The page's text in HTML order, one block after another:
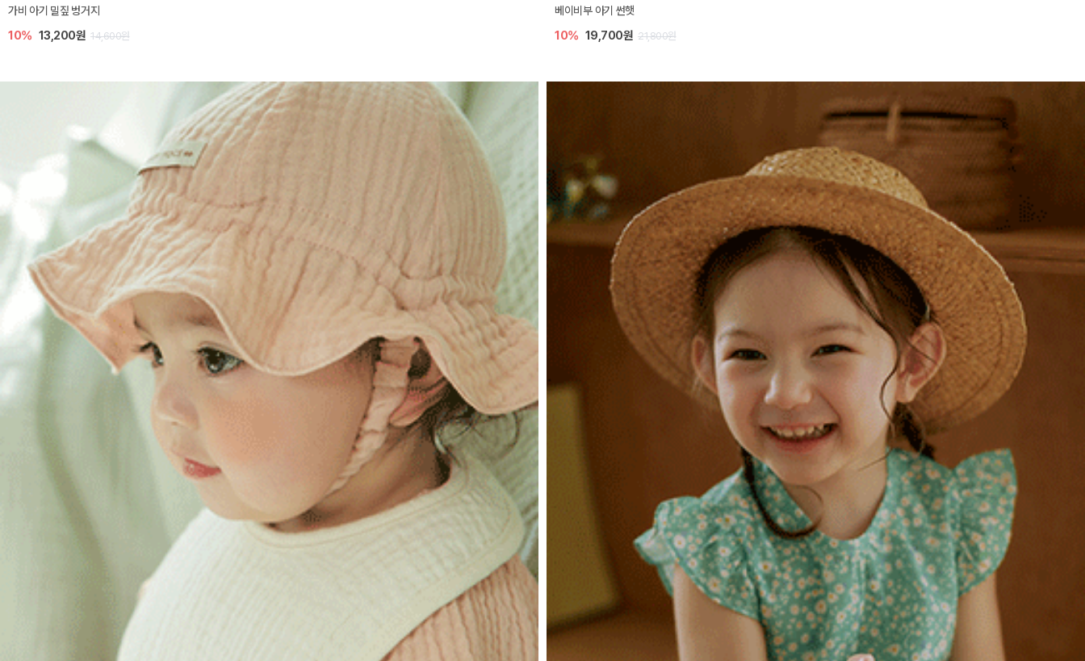
가비 아기 밀짚 벙거지
10% 13,200원 14,600원
베이비부 아기 썬햇
10% 19,700원 21,800원